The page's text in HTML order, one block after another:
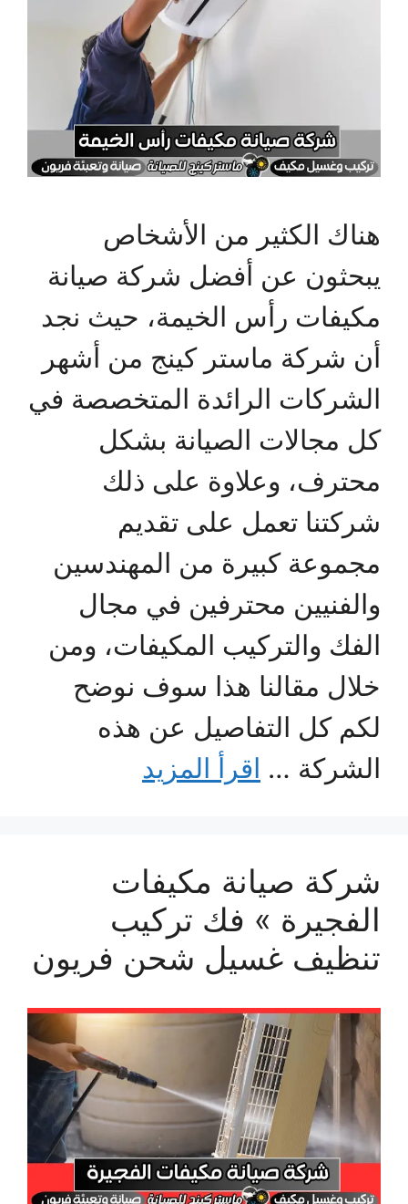
هناك الكثير من الأشخاص
يبحثون عن أفضل شركة صيانة
مكيفات رأس الخيمة، حيث نجد
أن شركة ماستر كينج من أشهر
الشركات الرائدة المتخصصة في
كل مجالات الصيانة بشكل
محترف، وعلاوة على ذلك
شركتنا تعمل على تقديم
مجموعة كبيرة من المهندسين
والفنيين محترفين في مجال
الفك والتركيب المكيفات، ومن
خلال مقالنا هذا سوف نوضح
لكم كل التفاصيل عن هذه
الشركة … اقرأ المزيد
شركة صيانة مكيفات
الفجيرة » فك تركيب
تنظيف غسيل شحن فريون